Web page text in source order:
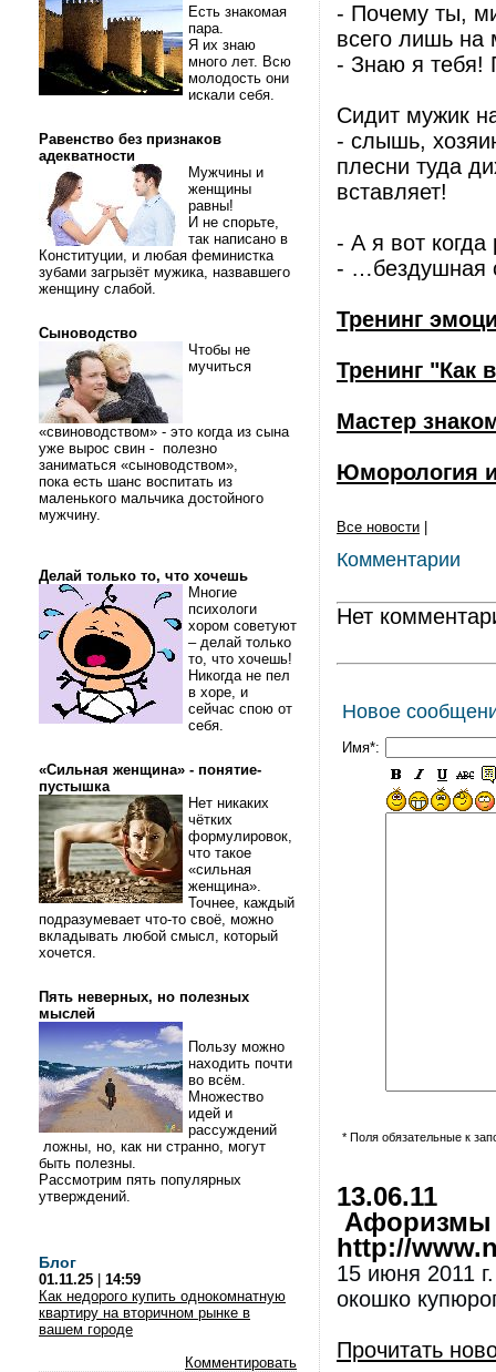
Есть знакомая
пара.
Я их знаю
много лет. Всю
молодость они
искали себя.
Равенство без признаков
адекватности
Мужчины и
женщины
равны!
И не спорьте,
так написано в
Конституции, и любая феминистка
зубами загрызёт мужика, назвавшего
женщину слабой.
Сыноводство
Чтобы не
мучиться
«свиноводством» - это когда из сына
уже вырос свин - полезно
заниматься «сыноводством»,
пока есть шанс воспитать из
маленького мальчика достойного
мужчину.
Делай только то, что хочешь
Многие
психологи
хором советуют
– делай только
то, что хочешь!
Никогда не пел
в хоре, и
сейчас спою от
себя.
«Сильная женщина» - понятие-
пустышка
Нет никаких
чётких
формулировок,
что такое
«сильная
женщина».
Точнее, каждый
подразумевает что-то своё, можно
вкладывать любой смысл, который
хочется.
Пять неверных, но полезных
мыслей
Пользу можно
находить почти
во всём.
Множество
идей и
рассуждений
ложны, но, как ни странно, могут
быть полезны.
Рассмотрим пять популярных
утверждений.
Блог
01.11.25
14:59
Как недорого купить однокомнатную
квартиру на вторичном рынке в
вашем городе
Комментировать
- Почему ты,
всего лишь на
- Знаю я тебя!
Сидит мужик
- слышь,
плесни туда
вставляет!
- А я вот когда
- …бездушная
Тренинг
Тренинг "Как
Мастер
Юморология
Все новости
Комментарии
Нет
Новое
Имя*:
* Поля обязательные к
13.06.11
Афоризмы
http://
15 июня 2011
окошко
Прочитать